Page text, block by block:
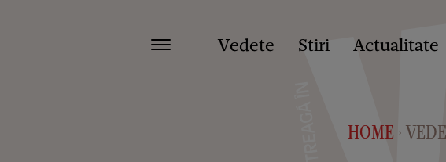
Vedete Stiri Actualitate
HOME >